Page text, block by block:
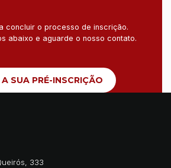
concluir o processo de inscrição.
abaixo e aguarde o nosso contato.
SUA PRÉ-INSCRIÇÃO
333